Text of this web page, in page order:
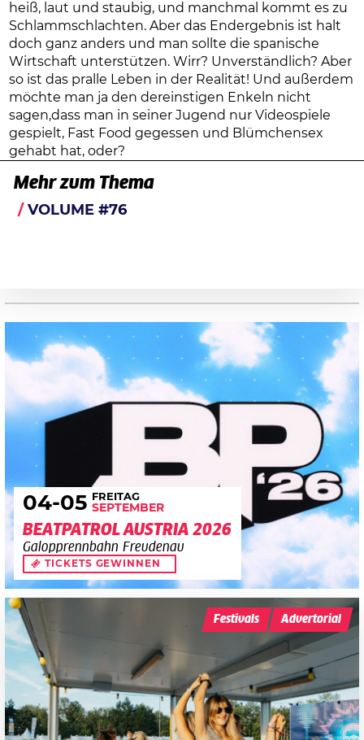
heiß, laut und staubig, und manchmal kommt es zu
Schlammschlachten. Aber das Endergebnis ist halt
doch ganz anders und man sollte die spanische
Wirtschaft unterstützen. Wirr? Unverständlich? Aber
so ist das pralle Leben in der Realität! Und außerdem
möchte man ja den dereinstigen Enkeln nicht
sagen,dass man in seiner Jugend nur Videospiele
gespielt, Fast Food gegessen und Blümchensex
gehabt hat, oder?
Mehr zum Thema
VOLUME #76
04-05 FREITAG
SEPTEMBER
BEATPATROL AUSTRIA 2026
Galopprennbahn Freudenau
TICKETS GEWINNEN
Festivals Advertorial